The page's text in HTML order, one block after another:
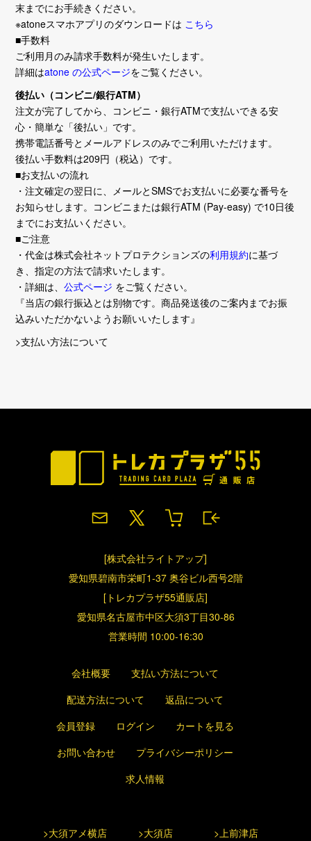
末までにお手続きください。
※atoneスマホアプリのダウンロードは こちら
■手数料
ご利用月のみ請求手数料が発生いたします。
詳細はatone の公式ページをご覧ください。
後払い（コンビニ/銀行ATM）
注文が完了してから、コンビニ・銀行ATMで支払いできる安
心・簡単な「後払い」です。
携帯電話番号とメールアドレスのみでご利用いただけます。
後払い手数料は209円（税込）です。
■お支払いの流れ
・注文確定の翌日に、メールとSMSでお支払いに必要な番号を
お知らせします。コンビニまたは銀行ATM (Pay-easy) で10日後
までにお支払いください。
■ご注意
・代金は株式会社ネットプロテクションズの利用規約に基づ
き、指定の方法で請求いたします。
・詳細は、公式ページ をご覧ください。
『当店の銀行振込とは別物です。商品発送後のご案内までお振
込みいただかないようお願いいたします』
>支払い方法について
[株式会社ライトアップ]
愛知県碧南市栄町1-37 奥谷ビル西号2階
[トレカプラザ55通販店]
愛知県名古屋市中区大須3丁目30-86
営業時間 10:00-16:30
会社概要
支払い方法について
配送方法について
返品について
会員登録
ログイン
カートを見る
お問い合わせ
プライバシーポリシー
求人情報
>大須アメ横店 >大須店 >上前津店